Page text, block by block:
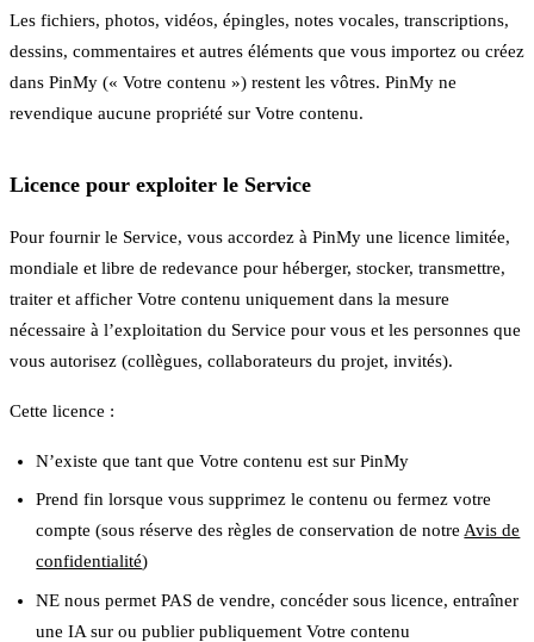
Les fichiers, photos, vidéos, épingles, notes vocales, transcriptions,
dessins, commentaires et autres éléments que vous importez ou créez
dans PinMy (« Votre contenu ») restent les vôtres. PinMy ne
revendique aucune propriété sur Votre contenu.
Licence pour exploiter le Service
Pour fournir le Service, vous accordez à PinMy une licence limitée,
mondiale et libre de redevance pour héberger, stocker, transmettre,
traiter et afficher Votre contenu uniquement dans la mesure
nécessaire à l’exploitation du Service pour vous et les personnes que
vous autorisez (collègues, collaborateurs du projet, invités).
Cette licence :
N’existe que tant que Votre contenu est sur PinMy
Prend fin lorsque vous supprimez le contenu ou fermez votre
compte (sous réserve des règles de conservation de notreAvis de
confidentialité)
NE nous permet PAS de vendre, concéder sous licence, entraîner
une IA sur ou publier publiquement Votre contenu